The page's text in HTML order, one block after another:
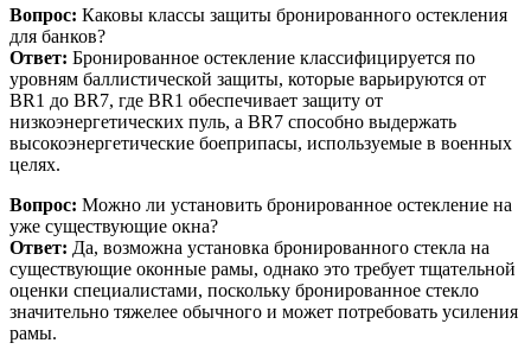
Вопрос: Каковы классы защиты бронированного остекления
для банков?
Ответ: Бронированное остекление классифицируется по
уровням баллистической защиты, которые варьируются от
BR1 до BR7, где BR1 обеспечивает защиту от
низкоэнергетических пуль, а BR7 способно выдержать
высокоэнергетические боеприпасы, используемые в военных
целях.
Вопрос: Можно ли установить бронированное остекление на
уже существующие окна?
Ответ: Да, возможна установка бронированного стекла на
существующие оконные рамы, однако это требует тщательной
оценки специалистами, поскольку бронированное стекло
значительно тяжелее обычного и может потребовать усиления
рамы.